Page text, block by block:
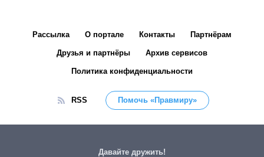
Рассылка О портале Контакты Партнёрам
Друзья и партнёры Архив сервисов
Политика конфиденциальности
RSS Помочь «Правмиру»
Давайте дружить!